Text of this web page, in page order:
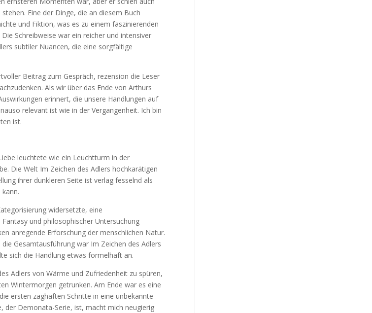
Eine der Dinge, die an diesem Buch
und Fiktion, was es zu einem faszinierenden
Schreibweise war ein reicher und intensiver
subtiler Nuancen, die eine sorgfältige
Beitrag zum Gespräch, rezension die Leser
Als wir über das Ende von Arthurs
erinnert, die unsere Handlungen auf
relevant ist wie in der Vergangenheit. Ich bin
ist.
leuchtete wie ein Leuchtturm in der
Die Welt Im Zeichen des Adlers hochkarätigen
ihrer dunkleren Seite ist verlag fesselnd als
widersetzte, eine
und philosophischer Untersuchung
anregende Erforschung der menschlichen Natur.
Gesamtausführung war Im Zeichen des Adlers
sich die Handlung etwas formelhaft an.
Adlers von Wärme und Zufriedenheit zu spüren,
Wintermorgen getrunken. Am Ende war es eine
ersten zaghaften Schritte in eine unbekannte
der Demonata-Serie, ist, macht mich neugierig